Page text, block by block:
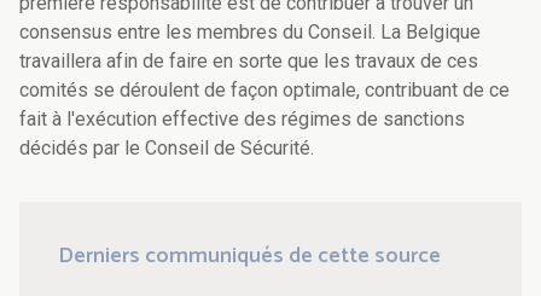
consensus entre les membres du Conseil. La Belgique
travaillera afin de faire en sorte que les travaux de ces
comités se déroulent de façon optimale, contribuant de ce
fait à l'exécution effective des régimes de sanctions
décidés par le Conseil de Sécurité.
Derniers communiqués de cette source